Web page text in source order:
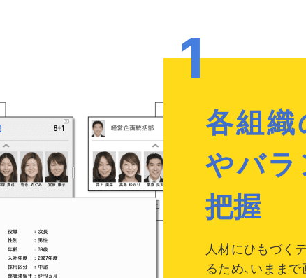
各組
やバ
把握
人材にひもづく
るため、いまま